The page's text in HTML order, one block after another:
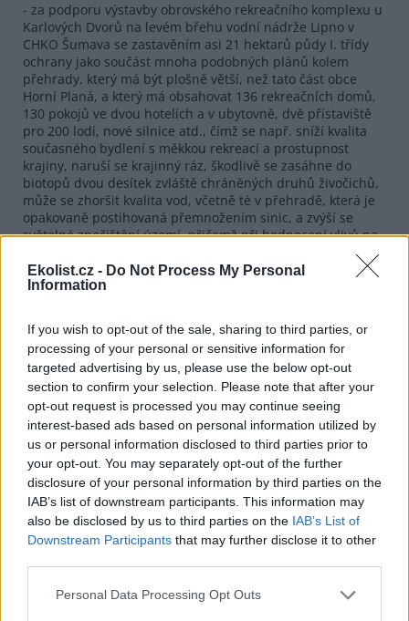
Ekolist.cz - Do Not Process My Personal
Information
If you wish to opt-out of the sale, sharing to third parties, or
processing of your personal or sensitive information for
targeted advertising by us, please use the below opt-out
section to confirm your selection. Please note that after your
opt-out request is processed you may continue seeing
interest-based ads based on personal information utilized by
us or personal information disclosed to third parties prior to
your opt-out. You may separately opt-out of the further
disclosure of your personal information by third parties on the
IAB’s list of downstream participants. This information may
also be disclosed by us to third parties on the IAB’s List of
Downstream Participants that may further disclose it to other
Personal Data Processing Opt Outs
- za podporu výstavby obrovského rekreačního komplexu u
Karlových Dvorů na levém břehu vodní nádrže Lipno v
CHKO Šumava se zastavěním asi 21 hektarů půdy I. třídy
ochrany jako součást mnoha podobných plánů kolem
přehrady, který má být plošně větší, než tato část obce
Horní Planá, a který má obsahovat 136 rekreačních domů,
130 pokojů ve dvou hotelích a v ubytovně, dvě přístaviště
pro 200 lodí, nové silnice atd., čímž se např. sníží kvalita
současného bydlení s měkkou rekreací a prostupnost
krajiny, naruší se krajinný ráz, škodlivě se zasáhne do
biotopů dvou desítek zvláště chráněných druhů živočichů,
může se zhoršit kvalita vod, včetně té v přehradě, která je
opakovaně postihovaná přemnožením sinic, a zvýší se
světelné znečištění území, přičemž při hodnocení vlivů na
předložena kapacitně nižší varianta s vyšším podílem
přírodních složek, chybí analýza o souladu záměru s
kumulativní vlivy s dalšími stavbami v okolí: proti záměru je
několik místních spolků, které mj. sbírají podpisy pod
petici, přičemž Krajský úřad Jihočeského kraje v prosinci
2021 vrátil dokumentaci EIA k přepracování a k doplnění,
- za nečinnost prosadit změnu územního plánu, která by
zvýšila ochranu volné nezastavěné krajiny v okolí vodní
nádrže Lipno před zástavbou a lépe by zachovala kvalitu
současného bydlení s měkkou rekreací.
9) Mgr. Petr Borecký, radní pro veřejnou dopravu
Středočeského kraje (STAN) – Středočeský kraj (64 bodů)
- za zodpovědnost při schválení rozhodnutí Rady
regionální železniční osobní dopravy na dvanácti tratích v